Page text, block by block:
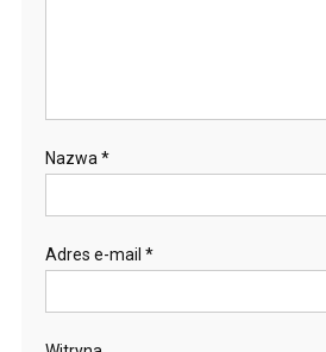
Nazwa *
Adres e-mail *